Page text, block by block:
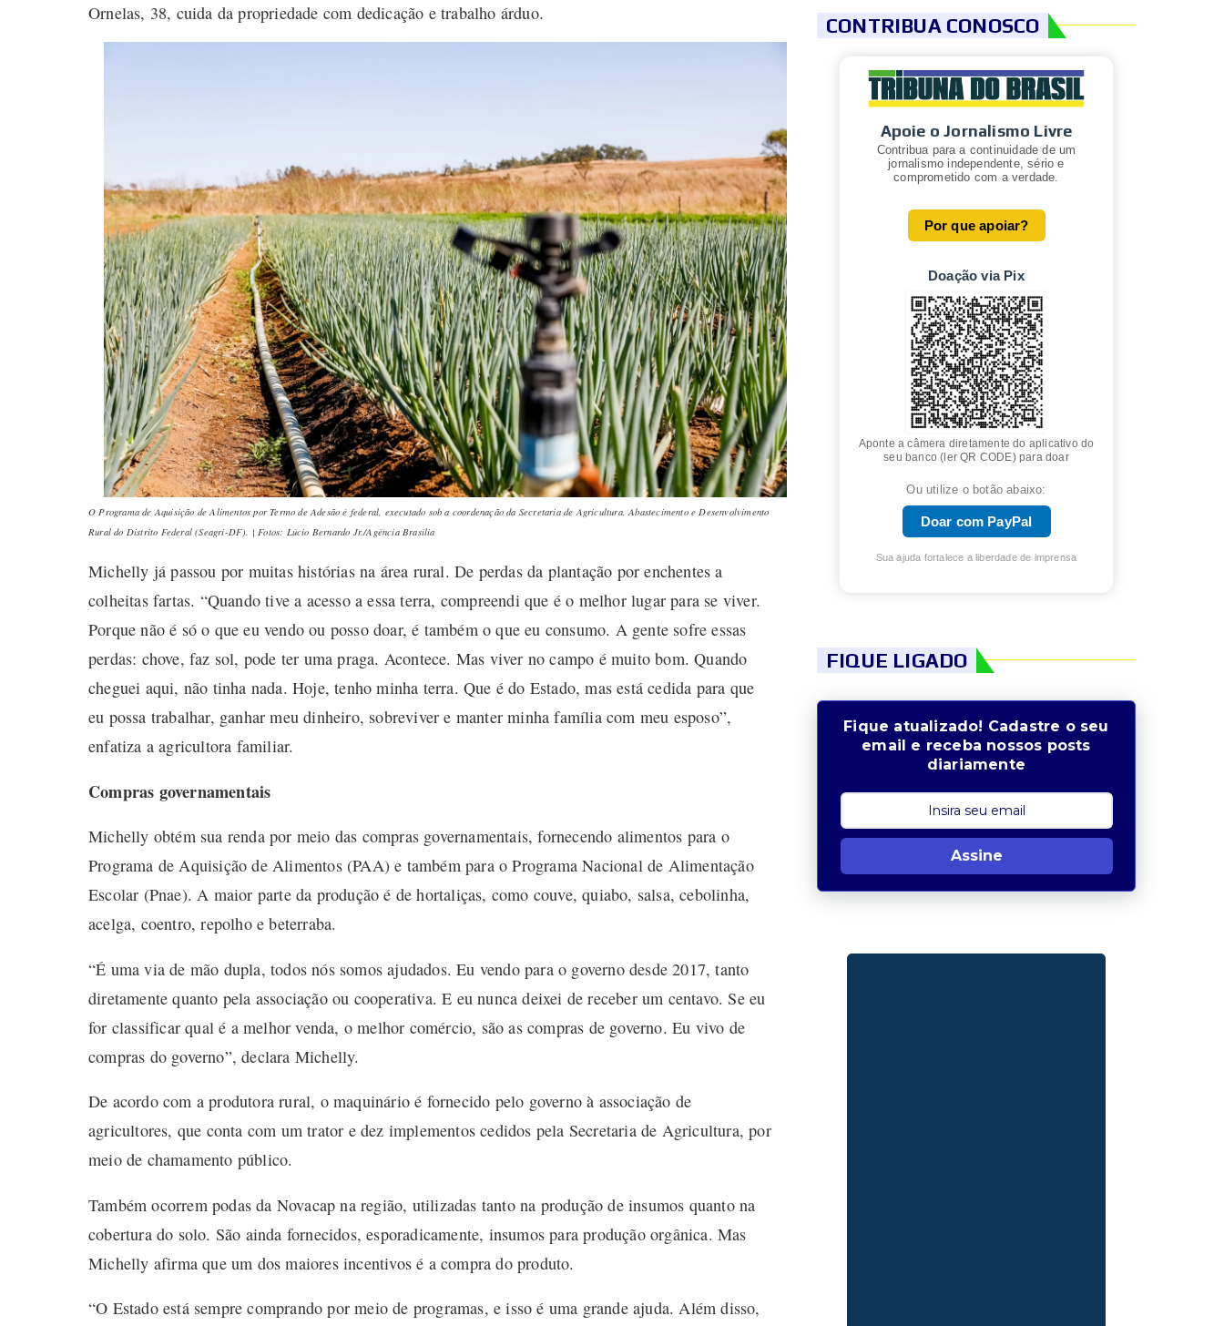
Ornelas, 38, cuida da propriedade com dedicação e trabalho árduo.
O Programa de Aquisição de Alimentos por Termo de Adesão é federal, executado sob a coordenação da Secretaria de Agricultura, Abastecimento e Desenvolvimento
Rural do Distrito Federal (Seagri-DF). | Fotos: Lúcio Bernardo Jr./Agência Brasília
Michelly já passou por muitas histórias na área rural. De perdas da plantação por enchentes a
colheitas fartas. “Quando tive a acesso a essa terra, compreendi que é o melhor lugar para se viver.
Porque não é só o que eu vendo ou posso doar, é também o que eu consumo. A gente sofre essas
perdas: chove, faz sol, pode ter uma praga. Acontece. Mas viver no campo é muito bom. Quando
cheguei aqui, não tinha nada. Hoje, tenho minha terra. Que é do Estado, mas está cedida para que
eu possa trabalhar, ganhar meu dinheiro, sobreviver e manter minha família com meu esposo”,
enfatiza a agricultora familiar.
Compras governamentais
Michelly obtém sua renda por meio das compras governamentais, fornecendo alimentos para o
Programa de Aquisição de Alimentos (PAA) e também para o Programa Nacional de Alimentação
Escolar (Pnae). A maior parte da produção é de hortaliças, como couve, quiabo, salsa, cebolinha,
acelga, coentro, repolho e beterraba.
“É uma via de mão dupla, todos nós somos ajudados. Eu vendo para o governo desde 2017, tanto
diretamente quanto pela associação ou cooperativa. E eu nunca deixei de receber um centavo. Se eu
for classificar qual é a melhor venda, o melhor comércio, são as compras de governo. Eu vivo de
compras do governo”, declara Michelly.
De acordo com a produtora rural, o maquinário é fornecido pelo governo à associação de
agricultores, que conta com um trator e dez implementos cedidos pela Secretaria de Agricultura, por
meio de chamamento público.
Também ocorrem podas da Novacap na região, utilizadas tanto na produção de insumos quanto na
cobertura do solo. São ainda fornecidos, esporadicamente, insumos para produção orgânica. Mas
Michelly afirma que um dos maiores incentivos é a compra do produto.
“O Estado está sempre comprando por meio de programas, e isso é uma grande ajuda. Além disso,
CONTRIBUA CONOSCO
Apoie o Jornalismo Livre
Contribua para a continuidade de um
jornalismo independente, sério e
comprometido com a verdade.
Por que apoiar?
Doação via Pix
Aponte a câmera diretamente do aplicativo do
seu banco (ler QR CODE) para doar
Ou utilize o botão abaixo:
Doar com PayPal
Sua ajuda fortalece a liberdade de imprensa
FIQUE LIGADO
Fique atualizado! Cadastre o seu
email e receba nossos posts
diariamente
Assine